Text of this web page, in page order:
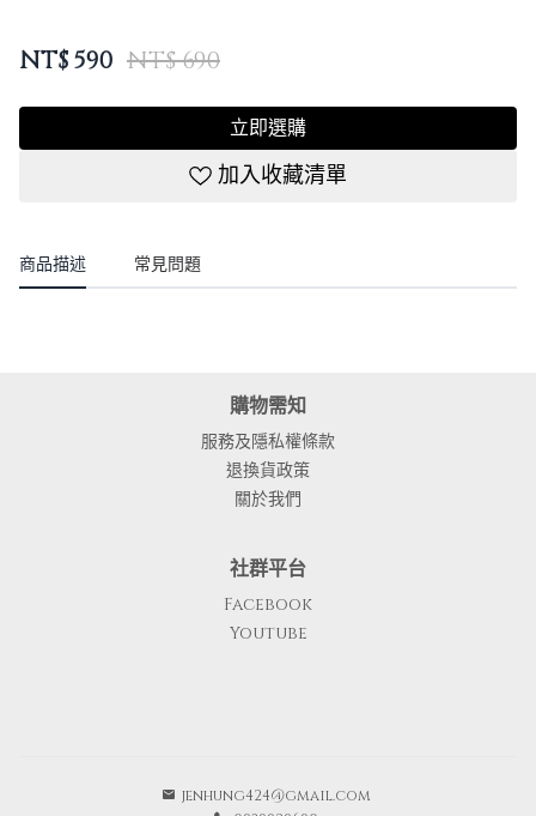
NT$590 NT$ 690
立即選購
加入收藏清單
商品描述 常見問題
購物需知
服務及隱私權條款
退換貨政策
關於我們
社群平台
Facebook
Youtube
jenhung424@gmail.com